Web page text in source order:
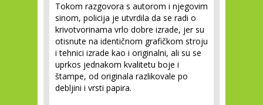
Tokom razgovora s autorom i njegovim
sinom, policija je utvrdila da se radi o
krivotvorinama vrlo dobre izrade, jer su
otisnute na identičnom grafičkom stroju
i tehnici izrade kao i originalni, ali su se
uprkos jednakom kvalitetu boje i
štampe, od originala razlikovale po
debljini i vrsti papira.